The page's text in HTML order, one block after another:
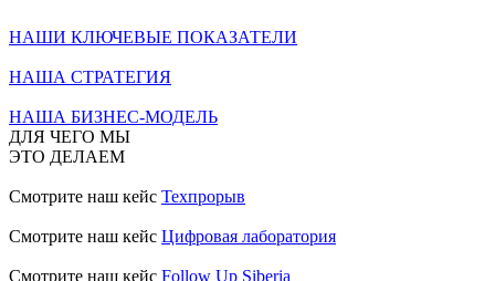
НАШИ КЛЮЧЕВЫЕ ПОКАЗАТЕЛИ
НАША СТРАТЕГИЯ
НАША БИЗНЕС-МОДЕЛЬ
ДЛЯ ЧЕГО МЫ
ЭТО ДЕЛАЕМ
Смотрите наш кейс Техпрорыв
Смотрите наш кейс Цифровая лаборатория
Смотрите наш кейс Follow Up Siberia